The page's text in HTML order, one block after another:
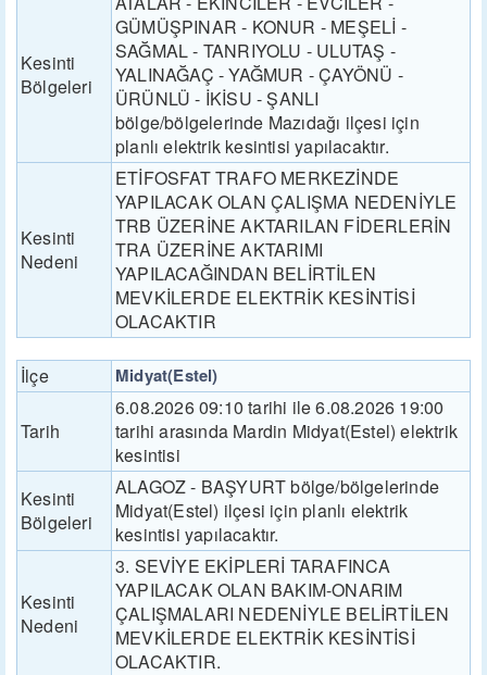
Kesinti
Bölgeleri
GÜMÜŞPINAR - KONUR - MEŞELİ -
SAĞMAL - TANRIYOLU - ULUTAŞ -
YALINAĞAÇ - YAĞMUR - ÇAYÖNÜ -
ÜRÜNLÜ - İKİSU - ŞANLI
bölge/bölgelerinde Mazıdağı ilçesi için
planlı elektrik kesintisi yapılacaktır.
Kesinti
Nedeni
ETİFOSFAT TRAFO MERKEZİNDE
YAPILACAK OLAN ÇALIŞMA NEDENİYLE
TRB ÜZERİNE AKTARILAN FİDERLERİN
TRA ÜZERİNE AKTARIMI
YAPILACAĞINDAN BELİRTİLEN
MEVKİLERDE ELEKTRİK KESİNTİSİ
OLACAKTIR
İlçe Midyat(Estel)
Tarih
6.08.2026 09:10 tarihi ile 6.08.2026 19:00
tarihi arasında Mardin Midyat(Estel) elektrik
kesintisi
Kesinti
Bölgeleri
ALAGOZ - BAŞYURT bölge/bölgelerinde
Midyat(Estel) ilçesi için planlı elektrik
kesintisi yapılacaktır.
Kesinti
Nedeni
3. SEVİYE EKİPLERİ TARAFINCA
YAPILACAK OLAN BAKIM-ONARIM
ÇALIŞMALARI NEDENİYLE BELİRTİLEN
MEVKİLERDE ELEKTRİK KESİNTİSİ
OLACAKTIR.